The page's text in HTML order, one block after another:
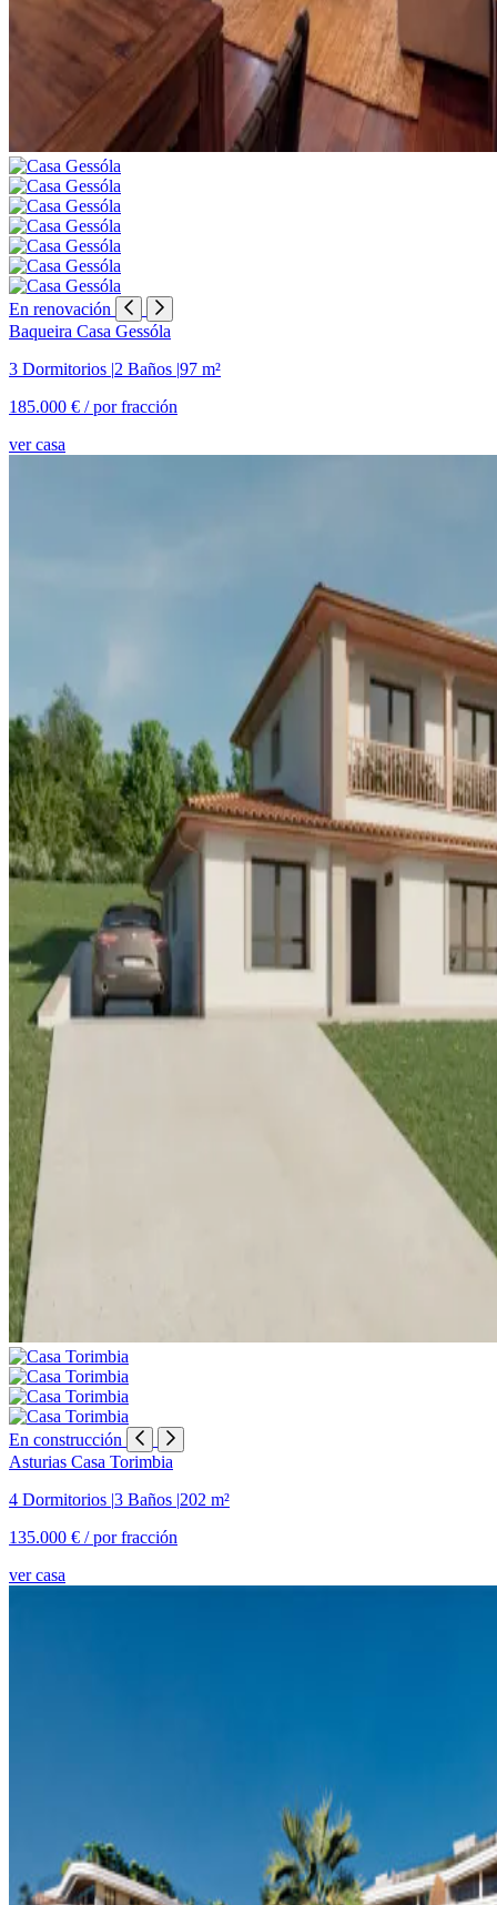
En renovación
Baqueira Casa Gessóla
3 Dormitorios |2 Baños |97 m²
185.000 € /por fracción
ver casa
En construcción
Asturias Casa Torimbia
4 Dormitorios |3 Baños |202 m²
135.000 € /por fracción
ver casa